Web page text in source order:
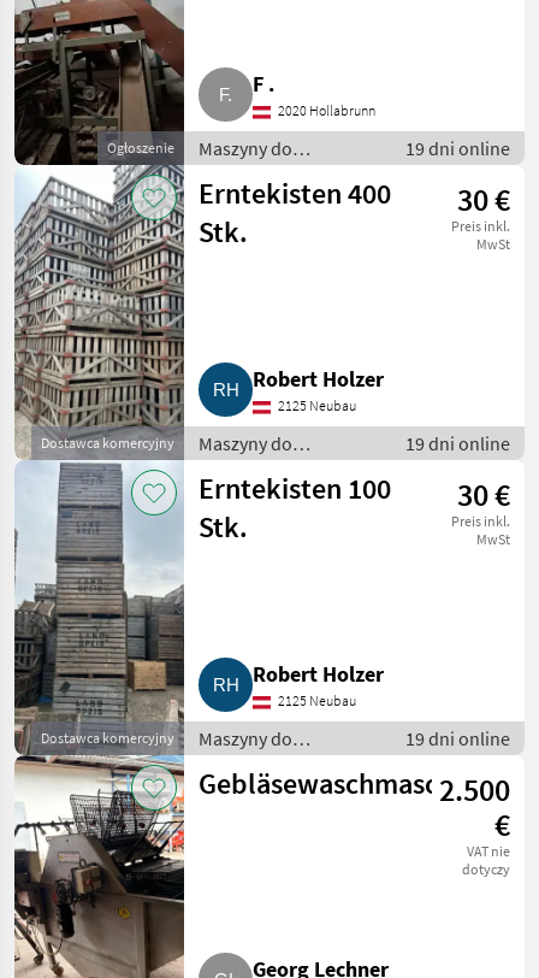
Ogłoszenie
F .
2020 Hollabrunn
Maszyny do
warzywnictwa / Inne
maszyny do
warzywnictwa
19 dni online
Dostawca komercyjny
Erntekisten 400
Stk.
30 €
Preis inkl.
MwSt
Robert Holzer
2125 Neubau
Maszyny do
warzywnictwa / Inne
maszyny do
warzywnictwa
19 dni online
Dostawca komercyjny
Erntekisten 100
Stk.
30 €
Preis inkl.
MwSt
Robert Holzer
2125 Neubau
Maszyny do
warzywnictwa / Inne
maszyny do
19 dni online
Gebläsewaschmaschine
2.500
€
VAT nie
dotyczy
Georg Lechner